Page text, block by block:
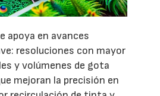
apoya en avances
resoluciones con mayor
y volúmenes de gota
mejoran la precisión en